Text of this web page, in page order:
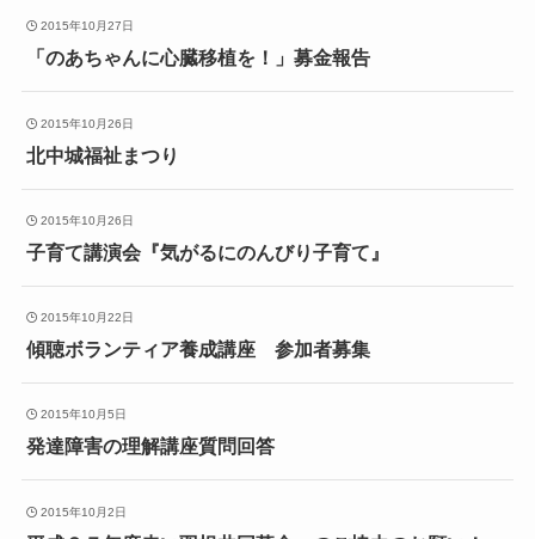
2015年10月27日
「のあちゃんに心臓移植を！」募金報告
2015年10月26日
北中城福祉まつり
2015年10月26日
子育て講演会『気がるにのんびり子育て』
2015年10月22日
傾聴ボランティア養成講座 参加者募集
2015年10月5日
発達障害の理解講座質問回答
2015年10月2日